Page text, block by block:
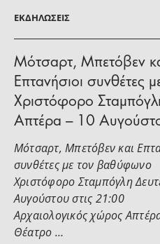
ΕΚΔΗΛΏΣΕΙΣ
Μότσαρτ, Μπετόβεν
Επτανήσιοι συνθέτες
Χριστόφορο
Απτέρα – 10
Μότσαρτ, Μπετόβεν και
συνθέτες με τον βαθύφωνο
Χριστόφορο Σταμπόγλη
Αυγούστου στις 21:00
Αρχαιολογικός χώρος
Θέατρο …